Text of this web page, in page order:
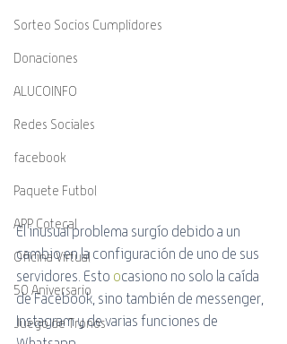
Sorteo Socios Cumplidores
Donaciones
ALUCOINFO
Redes Sociales
facebook
Paquete Futbol
APP Cotecal
Oficina Virtual
50 Aniversario
Juego de Tronos
El inusual problema surgío debido a un
cambio en la configuración de uno de sus
servidores. Esto ocasiono no solo la caída
de Facebook, sino también de messenger,
Instagram y de varias funciones de